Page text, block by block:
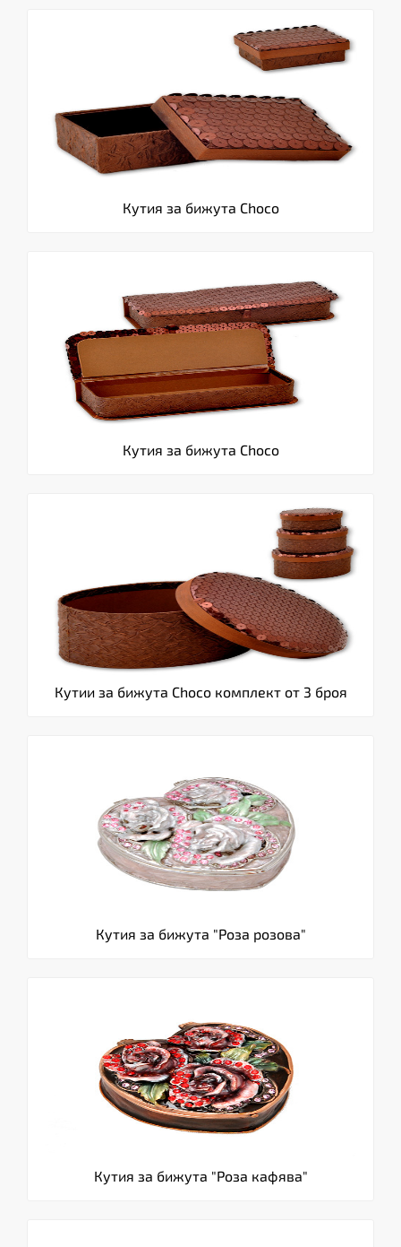
Кутия за бижута Choco
Кутия за бижута Choco
Кутии за бижута Choco комплект от 3 броя
Кутия за бижута "Роза розова"
Кутия за бижута "Роза кафява"